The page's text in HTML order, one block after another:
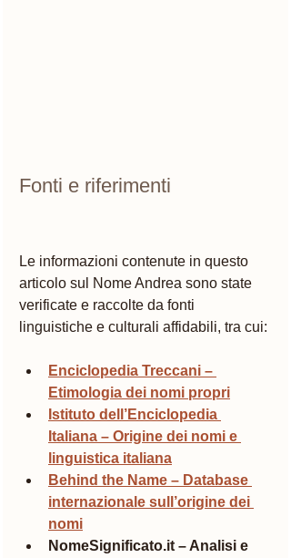
Fonti e riferimenti
Le informazioni contenute in questo
articolo sul Nome Andrea sono state
verificate e raccolte da fonti
linguistiche e culturali affidabili, tra cui:
Enciclopedia Treccani –
Etimologia dei nomi propri
Istituto dell’Enciclopedia
Italiana – Origine dei nomi e
linguistica italiana
Behind the Name – Database
internazionale sull’origine dei
nomi
NomeSignificato.it – Analisi e